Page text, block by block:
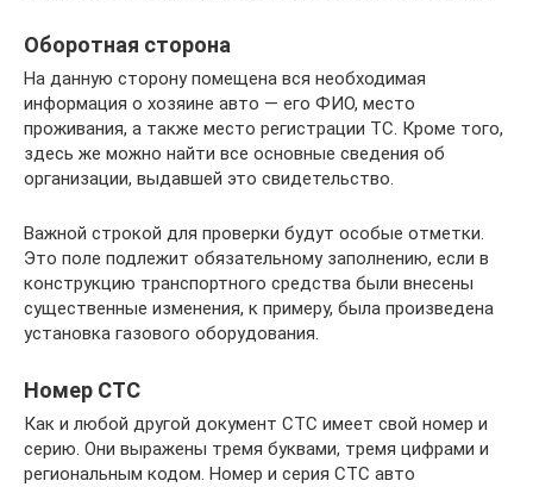
Оборотная сторона
На данную сторону помещена вся необходимая
информация о хозяине авто — его ФИО, место
проживания, а также место регистрации ТС. Кроме того,
здесь же можно найти все основные сведения об
организации, выдавшей это свидетельство.
Важной строкой для проверки будут особые отметки.
Это поле подлежит обязательному заполнению, если в
конструкцию транспортного средства были внесены
существенные изменения, к примеру, была произведена
установка газового оборудования.
Номер СТС
Как и любой другой документ СТС имеет свой номер и
серию. Они выражены тремя буквами, тремя цифрами и
региональным кодом. Номер и серия СТС авто